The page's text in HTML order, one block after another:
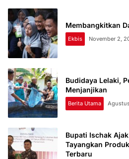
Membangkitkan
Ekbis November 2,
Budidaya Lelaki,
Menjanjikan
Berita Utama
Bupati Ischak
Tayangkan
Terbaru